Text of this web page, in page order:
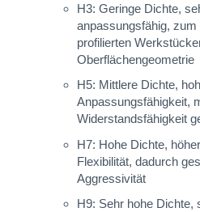
H3: Geringe Dichte,
anpassungsfähig,
profilierten
Oberflächengeometrie
H5: Mittlere Dichte,
Anpassungsfähigkeit,
Widerstandsfähigkeit
H7: Hohe Dichte,
Flexibilität, dadurch
Aggressivität
H9: Sehr hohe Dichte,